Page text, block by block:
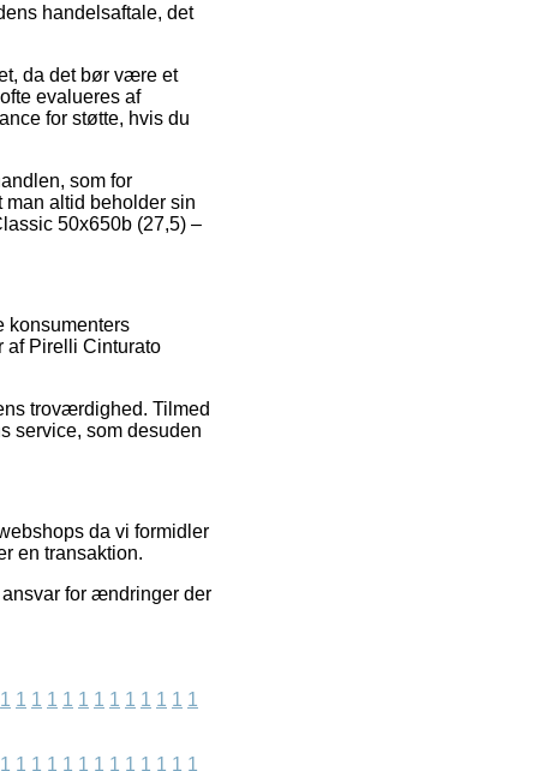
handelsaftale, det
da det bør være et
evalueres af
for støtte, hvis du
som for
man altid beholder sin
50x650b (27,5) –
konsumenters
af Pirelli Cinturato
troværdighed. Tilmed
service, som desuden
da vi formidler
en transaktion.
for ændringer der
1 1 1 1 1 1 1 1 1 1 1 1 1
1 1 1 1 1 1 1 1 1 1 1 1 1